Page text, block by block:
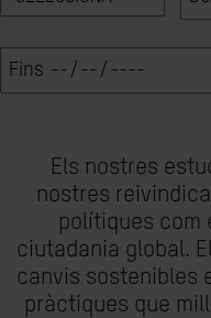
Els nostres
nostres
polítiques com
ciutadania global.
canvis sostenibles
pràctiques que